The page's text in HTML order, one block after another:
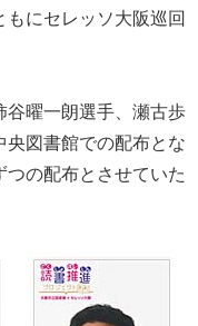
にセレッソ大阪巡回
曜一朗選手、瀬古歩
図書館での配布とな
の配布とさせていた